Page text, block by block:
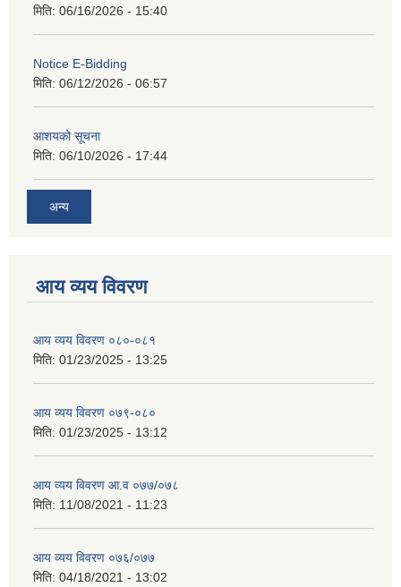
मिति: 06/16/2026 - 15:40
Notice E-Bidding
मिति: 06/12/2026 - 06:57
आशयको सूचना
मिति: 06/10/2026 - 17:44
अन्य
आय व्यय विवरण
आय व्यय विवरण ०८०-०८१
मिति: 01/23/2025 - 13:25
आय व्यय विवरण ०७९-०८०
मिति: 01/23/2025 - 13:12
आय व्यय विवरण आ.व ०७७/०७८
मिति: 11/08/2021 - 11:23
आय व्यय विवरण ०७६/०७७
मिति: 04/18/2021 - 13:02